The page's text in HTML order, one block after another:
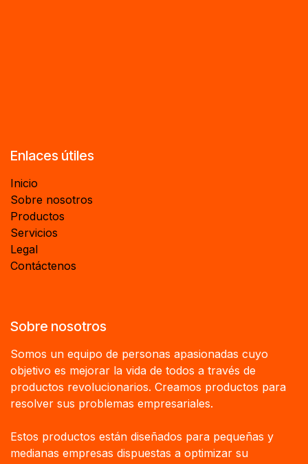
Enlaces útiles
Inicio
Sobre nosotros
Productos
Servicios
Legal
Contáctenos
Sobre nosotros
Somos un equipo de personas apasionadas cuyo
objetivo es mejorar la vida de todos a través de
productos revolucionarios. Creamos productos para
resolver sus problemas empresariales.
Estos productos están diseñados para pequeñas y
medianas empresas dispuestas a optimizar su